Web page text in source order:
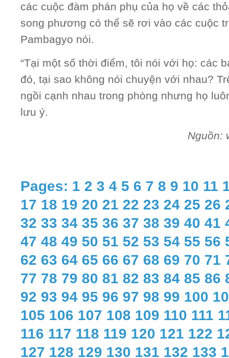
các cuộc đàm phán phụ của họ về các
song phương có thể sẽ rơi vào các cuộc
Pambagyo nói.
“Tại một số thời điểm, tôi nói với họ: các
đó, tại sao không nói chuyện với nhau?
ngồi cạnh nhau trong phòng nhưng họ
lưu ý.
Nguồn:
Pages: 1 2 3 4 5 6 7 8 9 10 11
17 18 19 20 21 22 23 24 25 26
32 33 34 35 36 37 38 39 40 41
47 48 49 50 51 52 53 54 55 56
62 63 64 65 66 67 68 69 70 71
77 78 79 80 81 82 83 84 85 86
92 93 94 95 96 97 98 99 100
105 106 107 108 109 110 111
116 117 118 119 120 121 122
127 128 129 130 131 132 133